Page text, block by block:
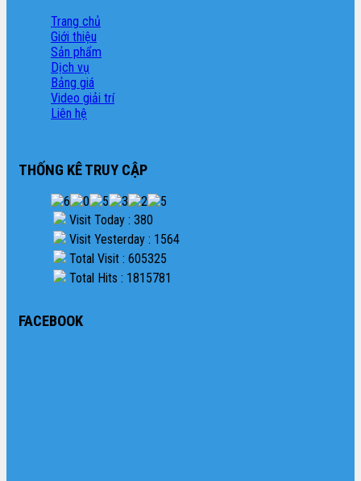
Trang chủ
Giới thiệu
Sản phẩm
Dịch vụ
Bảng giá
Video giải trí
Liên hệ
THỐNG KÊ TRUY CẬP
Visit Today : 380
Visit Yesterday : 1564
Total Visit : 605325
Total Hits : 1815781
FACEBOOK